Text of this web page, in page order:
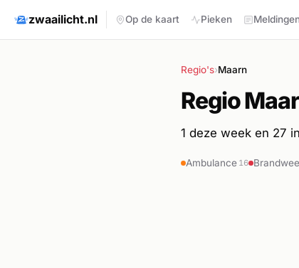
zwaailicht.nl Op de kaart Pieken
Regio's›Maarn
Regio
1 deze week en 27
Ambulance 16